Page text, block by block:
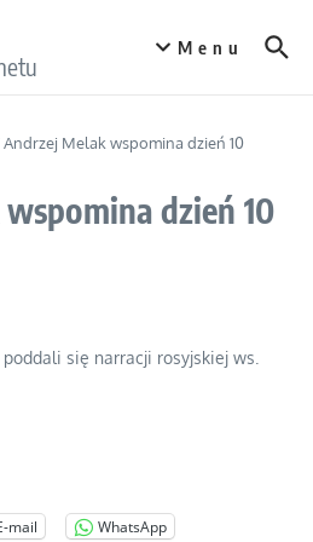
Menu
Andrzej Melak wspomina dzień 10
dzień 10
się narracji rosyjskiej ws.
mail WhatsApp